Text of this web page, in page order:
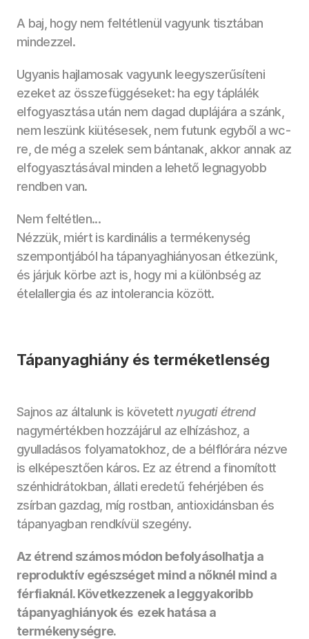
A baj, hogy nem feltétlenül vagyunk tisztában
mindezzel.
Ugyanis hajlamosak vagyunk leegyszerűsíteni
ezeket az összefüggéseket: ha egy táplálék
elfogyasztása után nem dagad duplájára a szánk,
nem leszünk kiütésesek, nem futunk egyből a wc-
re, de még a szelek sem bántanak, akkor annak az
elfogyasztásával minden a lehető legnagyobb
rendben van.
Nem feltétlen...
Nézzük, miért is kardinális a termékenység
szempontjából ha tápanyaghiányosan étkezünk,
és járjuk körbe azt is, hogy mi a különbség az
ételallergia és az intolerancia között.
Tápanyaghiány és terméketlenség
Sajnos az általunk is követett
nyugati étrend
nagymértékben hozzájárul az elhízáshoz, a
gyulladásos folyamatokhoz, de a bélflórára nézve
is elképesztően káros. Ez az étrend a finomított
szénhidrátokban, állati eredetű fehérjében és
zsírban gazdag, míg rostban, antioxidánsban és
tápanyagban rendkívül szegény.
Az étrend számos módon befolyásolhatja a
reproduktív egészséget mind a nőknél mind a
férfiaknál. Következzenek a leggyakoribb
tápanyaghiányok és  ezek hatása a
termékenységre.